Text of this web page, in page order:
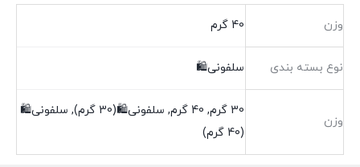
وزن 40 گرم
نوع بسته بندی سلفونی🛍️
وزن
30 گرم, 40 گرم, سلفونی🛍(30 گرم), سلفونی🛍
(40 گرم)